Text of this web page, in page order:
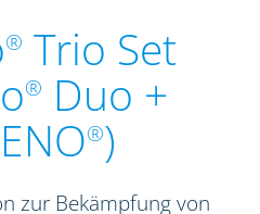
® Trio Set
® Duo +
®)
zur Bekämpfung von